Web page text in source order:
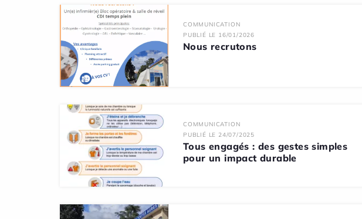
COMMUNICATION
PUBLIÉ LE 16/01/2026
Nous recrutons
COMMUNICATION
PUBLIÉ LE 24/07/2025
Tous engagés : des gestes simples
pour un impact durable